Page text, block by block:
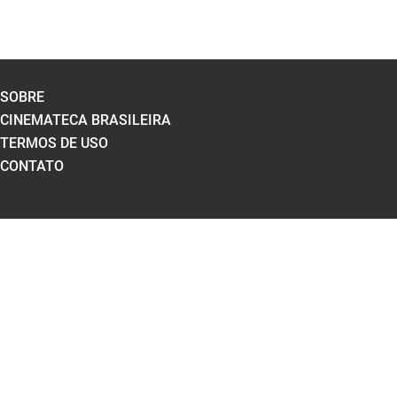
SOBRE
CINEMATECA BRASILEIRA
TERMOS DE USO
CONTATO